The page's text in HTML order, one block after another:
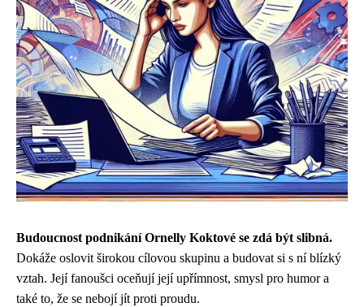
Budoucnost podnikání Ornelly Koktové se zdá být slibná.
Dokáže oslovit širokou cílovou skupinu a budovat si s ní blízký
vztah. Její fanoušci oceňují její upřímnost, smysl pro humor a
také to, že se nebojí jít proti proudu.